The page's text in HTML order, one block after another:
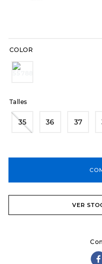
COLOR
Talles
35 36 37
VER